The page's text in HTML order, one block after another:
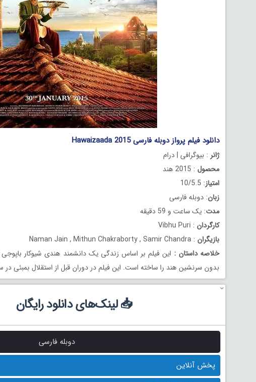
دانلود فیلم پرواز دوبله فارسی Hawaizaada 2015
ژانر : بیوگرافی | درام
محصول : 2015 هند
امتیاز: 10/5.5
زبان: دوبله فارسی
مدت: یک ساعت و 59 دقیقه
کارگردان : Vibhu Puri
بازیگران : Naman Jain , Mithun Chakraborty , Samir Chandra
خلاصه داستان : این فیلم بر اساس زندگی یک دانشمند هندی شیوکار باپوجی
بدون سرنشین هند را ساخته است. این فیلم در دوران قبل از استقلال بمبئی در سال 1895 اتفاق می
📥 لینک‌های دانلود رایگان
دوبله فارسی
پخش آنلاین